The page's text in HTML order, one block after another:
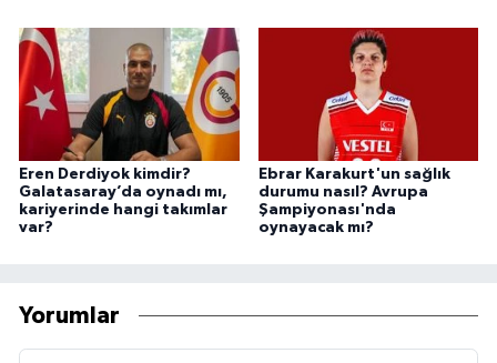
Eren Derdiyok kimdir?
Galatasaray’da oynadı mı,
kariyerinde hangi takımlar
var?
Ebrar Karakurt'un sağlık
durumu nasıl? Avrupa
Şampiyonası'nda
oynayacak mı?
Yorumlar